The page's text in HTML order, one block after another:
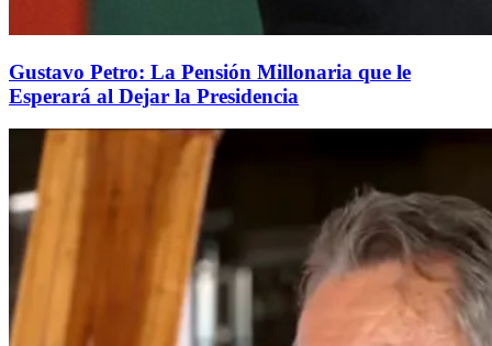
Gustavo Petro: La Pensión Millonaria que le
Esperará al Dejar la Presidencia